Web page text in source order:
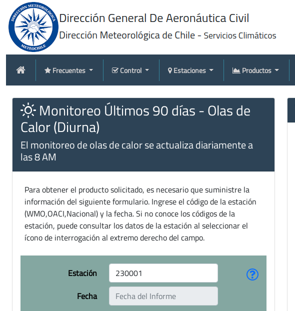
Frecuentes Control Estaciones Productos
Monitoreo Últimos 90 días - Olas de
Calor (Diurna)
El monitoreo de olas de calor se actualiza diariamente a
las 8 AM
Para obtener el producto solicitado, es necesario que suministre la
información del siguiente formulario. Ingrese el código de la estación
(WMO,OACI,Nacional) y la fecha. Si no conoce los códigos de la
estación, puede consultar los datos de la estación al seleccionar el
ícono de interrogación al extremo derecho del campo.
Estación
Fecha